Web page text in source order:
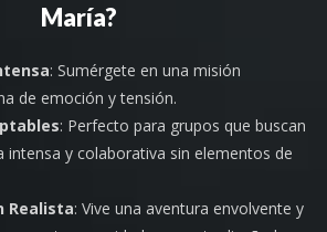
María?
: Sumérgete en una misión
de emoción y tensión.
: Perfecto para grupos que buscan
intensa y colaborativa sin elementos de
Realista: Vive una aventura envolvente y